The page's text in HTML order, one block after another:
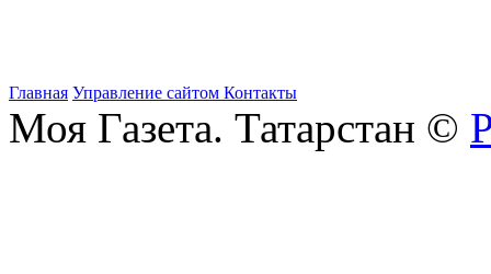
Главная Управление сайтом Контакты
Моя Газета. Татарстан ©